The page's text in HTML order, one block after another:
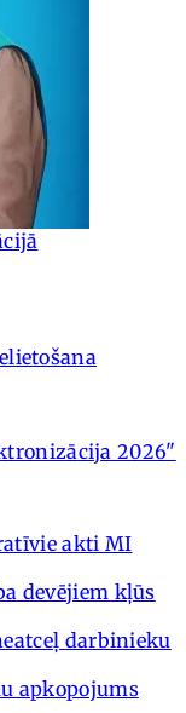
2026"
akti MI
devējiem kļūs
darbinieku
apkopojums